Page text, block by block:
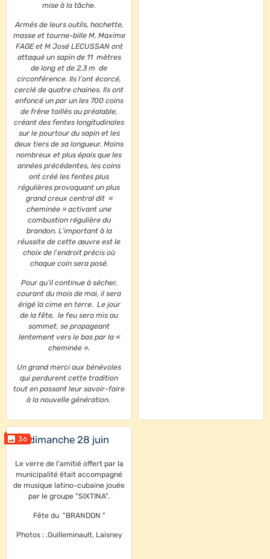
mise à la tâche.
Armés de leurs outils, hachette,
masse et tourne-bille M. Maxime
FAGE et M José LECUSSAN ont
attaqué un sapin de 11 mètres
de long et de 2,3 m de
circonférence. Ils l’ont écorcé,
cerclé de quatre chaines. Ils ont
enfoncé un par un les 700 coins
de frêne taillés au préalable,
créant des fentes longitudinales
sur le pourtour du sapin et les
deux tiers de sa longueur. Moins
nombreux et plus épais que les
années précédentes, les coins
ont créé les fentes plus
régulières provoquant un plus
grand creux central dit «
cheminée » activant une
combustion régulière du
brandon. L’important à la
réussite de cette œuvre est le
choix de l’endroit précis où
chaque coin sera posé.
Pour qu’il continue à sécher,
courant du mois de mai, il sera
érigé la cime en terre. Le jour
de la fête, le feu sera mis au
sommet, se propageant
lentement vers le bas par la «
cheminée ».
Un grand merci aux bénévoles
qui perdurent cette tradition
tout en passant leur savoir-faire
à la nouvelle génération.
36 dimanche 28 juin
Le verre de l'amitié offert par la
municipalité était accompagné
de musique latino-cubaine jouée
par le groupe "SIXTINA".
Fête du "BRANDON "
Photos : .Guilleminault, Laisney